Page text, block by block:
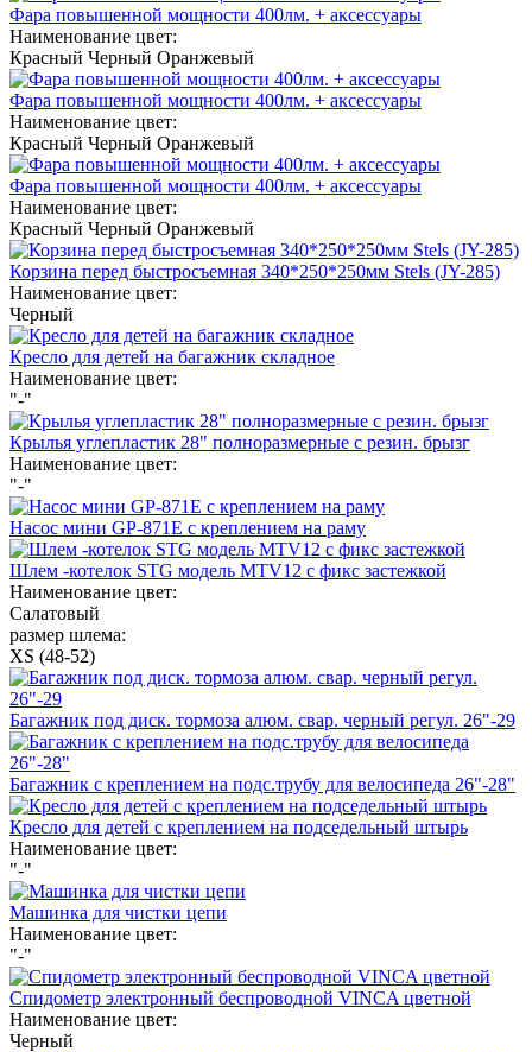
Фара повышенной мощности 400лм. + аксессуары
Наименование цвет:
Красный Черный Оранжевый
Фара повышенной мощности 400лм. + аксессуары
Наименование цвет:
Красный Черный Оранжевый
Фара повышенной мощности 400лм. + аксессуары
Наименование цвет:
Красный Черный Оранжевый
Корзина перед быстросъемная 340*250*250мм Stels (JY-285)
Наименование цвет:
Черный
Кресло для детей на багажник складное
Наименование цвет:
"-"
Крылья углепластик 28" полноразмерные с резин. брызг
Наименование цвет:
"-"
Насос мини GP-871E с креплением на раму
Шлем -котелок STG модель MTV12 с фикс застежкой
Наименование цвет:
Салатовый
размер шлема:
XS (48-52)
Багажник под диск. тормоза алюм. свар. черный регул. 26"-29
Багажник с креплением на подс.трубу для велосипеда 26"-28"
Кресло для детей с креплением на подседельный штырь
Наименование цвет:
"-"
Машинка для чистки цепи
Наименование цвет:
"-"
Спидометр электронный беспроводной VINCA цветной
Наименование цвет:
Черный